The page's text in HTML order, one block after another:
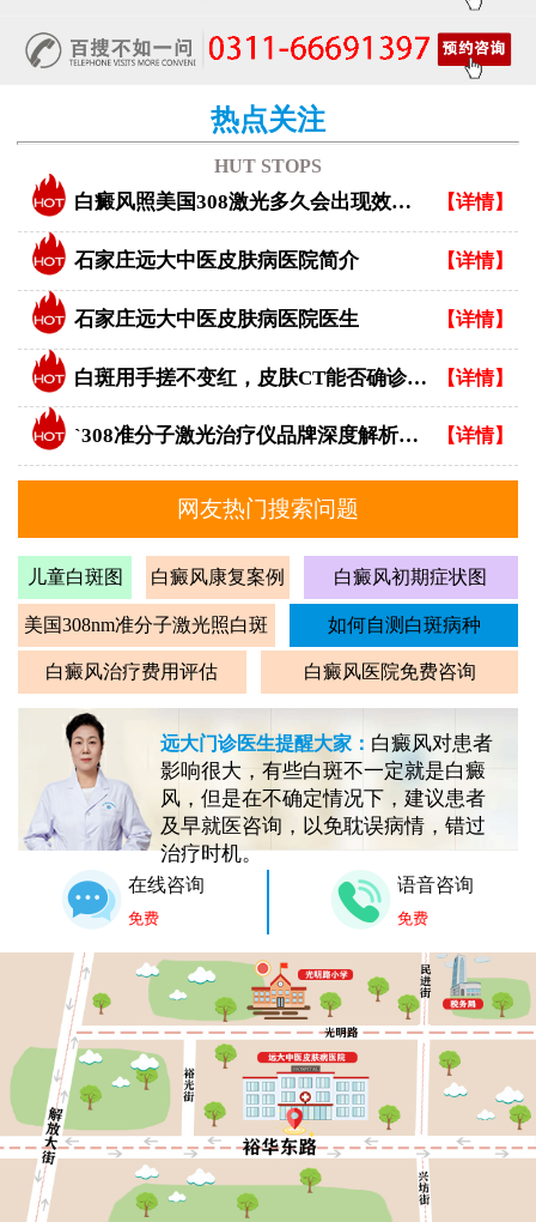
热点关注
HUT STOPS
白癜风照美国308激光多久会出现效果？ 【详情】
石家庄远大中医皮肤病医院简介 【详情】
石家庄远大中医皮肤病医院医生 【详情】
白斑用手搓不变红，皮肤CT能否确诊白癜风？ 【详情】
`308准分子激光治疗仪品牌深度解析：专业视角下的优选指南` 【详情】
网友热门搜索问题
儿童白斑图 白癜风康复案例 白癜风初期症状图
美国308nm准分子激光照白斑 如何自测白斑病种
白癜风治疗费用评估 白癜风医院免费咨询
远大门诊医生提醒大家： 白癜风对患者
影响很大，有些白斑不一定就是白癜
风，但是在不确定情况下，建议患者
及早就医咨询，以免耽误病情，错过
治疗时机。
在线咨询
免费
语音咨询
免费